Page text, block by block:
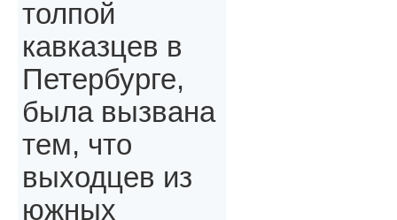
толпой
кавказцев в
Петербурге,
была вызвана
тем, что
выходцев из
южных